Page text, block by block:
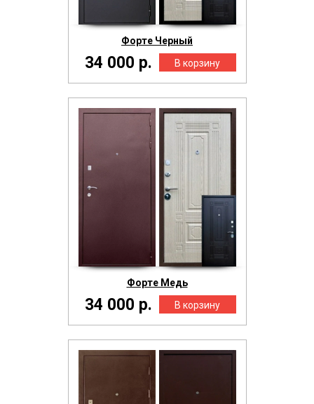
Форте Черный
34 000 р.
Форте Медь
34 000 р.